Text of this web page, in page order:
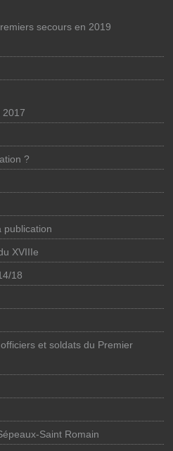
secours en 2019
2017
?
publication
XVIIIe
18
et soldats du Premier
Saint Romain